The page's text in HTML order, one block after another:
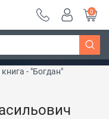
Дізнатись більше
0
- "Богдан"